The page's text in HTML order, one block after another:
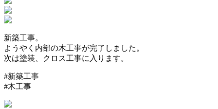
新築工事。
ようやく内部の木工事が完了しました。
次は塗装、クロス工事に入ります。
#新築工事
#木工事